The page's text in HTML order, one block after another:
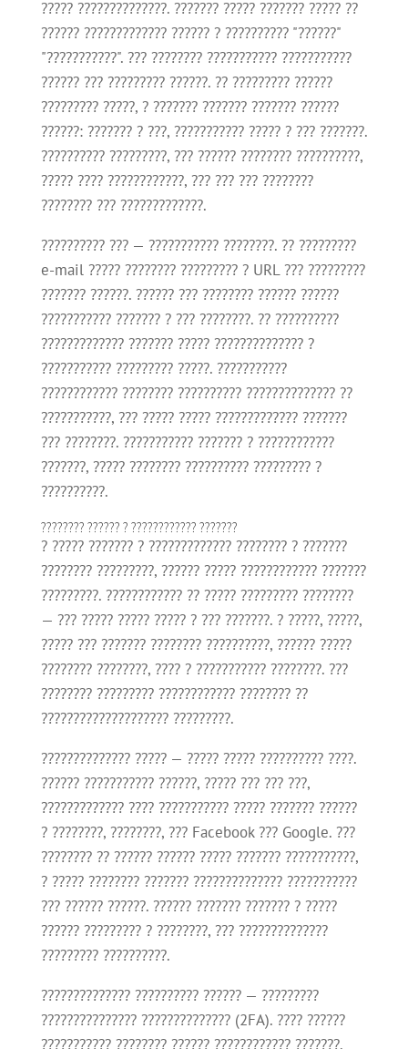
????? ??????????????. ??????? ????? ??????? ????? ??
?????? ????????????? ?????? ? ?????????? "??????"
"???????????". ??? ???????? ??????????? ???????????
?????? ??? ????????? ??????. ?? ????????? ??????
????????? ?????, ? ??????? ??????? ??????? ??????
??????: ??????? ? ???, ??????????? ????? ? ??? ???????.
?????????? ?????????, ??? ?????? ???????? ??????????,
????? ???? ????????????, ??? ??? ??? ????????
???????? ??? ?????????????.
?????????? ??? — ??????????? ????????. ?? ?????????
e-mail ????? ???????? ????????? ? URL ??? ?????????
??????? ??????. ?????? ??? ???????? ?????? ??????
??????????? ??????? ? ??? ????????. ?? ??????????
????????????? ??????? ????? ?????????????? ?
??????????? ????????? ?????. ???????????
???????????? ???????? ?????????? ?????????????? ??
???????????, ??? ????? ????? ????????????? ???????
??? ????????. ??????????? ??????? ? ????????????
???????, ????? ???????? ?????????? ????????? ?
??????????.
???????? ?????? ? ???????????? ???????
? ????? ??????? ? ????????????? ???????? ? ???????
???????? ?????????, ?????? ????? ???????????? ???????
?????????. ???????????? ?? ????? ????????? ????????
— ??? ????? ????? ????? ? ??? ???????. ? ?????, ?????,
????? ??? ??????? ???????? ??????????, ?????? ?????
???????? ????????, ???? ? ??????????? ????????. ???
???????? ????????? ???????????? ???????? ??
???????????????????? ?????????.
?????????????? ????? — ????? ????? ?????????? ????.
?????? ??????????? ??????, ????? ??? ??? ???,
????????????? ???? ??????????? ????? ??????? ??????
? ????????, ????????, ??? Facebook ??? Google. ???
???????? ?? ?????? ?????? ????? ??????? ???????????,
? ????? ???????? ??????? ?????????????? ???????????
??? ?????? ??????. ?????? ??????? ??????? ? ?????
?????? ????????? ? ????????, ??? ??????????????
????????? ??????????.
?????????????? ?????????? ?????? — ?????????
??????????????? ?????????????? (2FA). ???? ??????
??????????? ???????? ?????? ???????????? ???????.